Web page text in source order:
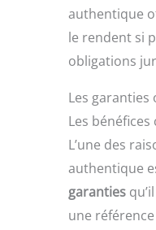
authentique
le rendent si
obligations
Les garanties
Les
L’une des
authentique
garanties
une